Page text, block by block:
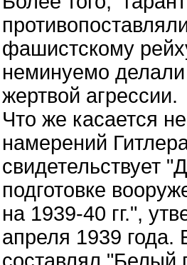
фашистскому
неминуемо
жертвой агрессии.
Что же касается
намерений
свидетельствует
подготовке
на 1939-40 гг.",
апреля 1939 года.